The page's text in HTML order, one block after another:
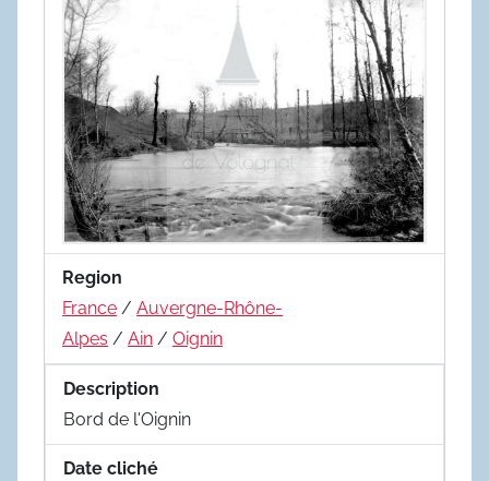
Region
France / Auvergne-Rhône-
Alpes / Ain / Oignin
Description
Bord de l'Oignin
Date cliché